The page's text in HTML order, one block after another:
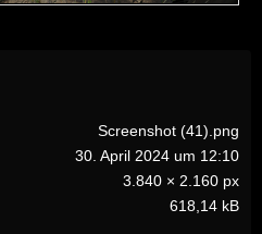
Screenshot (41).png
30. April 2024 um 12:10
3.840 × 2.160 px
618,14 kB